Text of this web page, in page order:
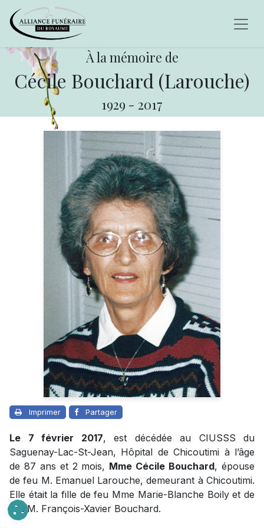
À la mémoire de
Cécile Bouchard (Larouche)
1929 - 2017
Imprimer Partager
Le 7 février 2017, est décédée au CIUSSS du
Saguenay-Lac-St-Jean, Hôpital de Chicoutimi à l’âge
de 87 ans et 2 mois, Mme Cécile Bouchard, épouse
de feu M. Emanuel Larouche, demeurant à Chicoutimi.
Elle était la fille de feu Mme Marie-Blanche Boily et de
feu M. François-Xavier Bouchard.